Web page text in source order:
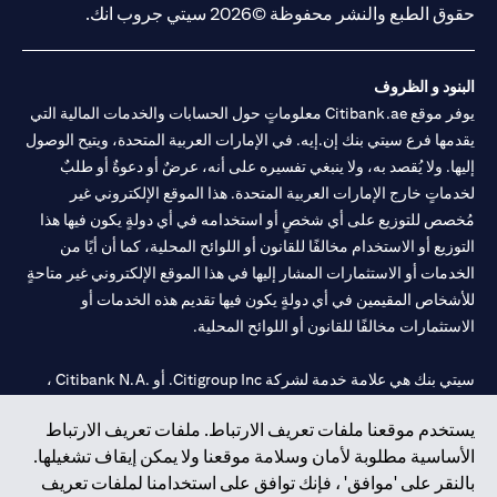
يستخدم موقعنا ملفات تعريف الارتباط. ملفات تعريف الارتباط
الأساسية مطلوبة لأمان وسلامة موقعنا ولا يمكن إيقاف تشغيلها.
بالنقر على 'موافق' ، فإنك توافق على استخدامنا لملفات تعريف
حقوق الطبع والنشر محفوظة ©2026 سيتي جروب انك.
البنود و الظروف
يوفر موقع Citibank.ae معلوماتٍ حول الحسابات والخدمات المالية التي
يقدمها فرع سيتي بنك إن.إيه. في الإمارات العربية المتحدة، ويتيح الوصول
إليها. ولا يُقصد به، ولا ينبغي تفسيره على أنه، عرضٌ أو دعوةٌ أو طلبٌ
لخدماتٍ خارج الإمارات العربية المتحدة. هذا الموقع الإلكتروني غير
مُخصص للتوزيع على أي شخصٍ أو استخدامه في أي دولةٍ يكون فيها هذا
التوزيع أو الاستخدام مخالفًا للقانون أو اللوائح المحلية، كما أن أيًا من
الخدمات أو الاستثمارات المشار إليها في هذا الموقع الإلكتروني غير متاحةٍ
للأشخاص المقيمين في أي دولةٍ يكون فيها تقديم هذه الخدمات أو
الاستثمارات مخالفًا للقانون أو اللوائح المحلية.
سيتي بنك هي علامة خدمة لشركة Citigroup Inc. أو .Citibank N.A ،
سيتي بنك إن. إيه. الإمارات مسجل لدى مصرف الإمارات المركزي تحت
أرقام التراخيص 202563 لفرع الوصل في دبي، 531989 لفرع مول